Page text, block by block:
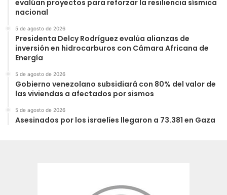
evalúan proyectos para reforzar la resiliencia sísmica
nacional
5 de agosto de 2026
Presidenta Delcy Rodríguez evalúa alianzas de
inversión en hidrocarburos con Cámara Africana de
Energía
5 de agosto de 2026
Gobierno venezolano subsidiará con 80% del valor de
las viviendas a afectados por sismos
5 de agosto de 2026
Asesinados por los israelíes llegaron a 73.381 en Gaza